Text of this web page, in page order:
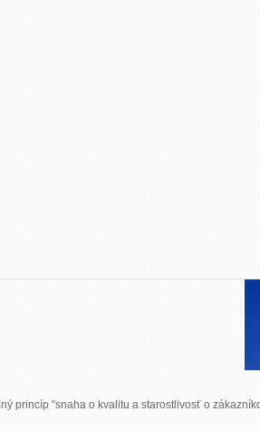
princíp "snaha o kvalitu a starostlivosť o